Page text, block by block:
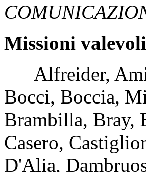
Missioni
Alfreider,
Bocci, Boccia,
Brambilla, Bray,
Casero,
D'Alia,